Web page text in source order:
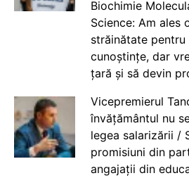
Biochimie
Science: Am ales
străinătate
cunoștințe, dar
țară și să devin
Vicepremierul
învățământul nu
legea salarizării /
promisiuni din
angajații din